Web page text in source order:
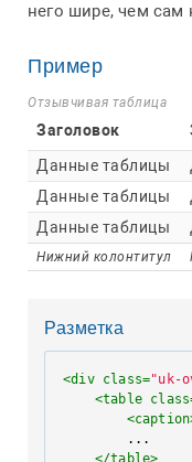
него шире, чем сам
Пример
Отзывчивая таблица
Заголовок
Нижний колонтитул
Данные таблицы
Данные таблицы
Данные таблицы
Разметка
<div class="uk-
<table class
<caption
        ...
</table>